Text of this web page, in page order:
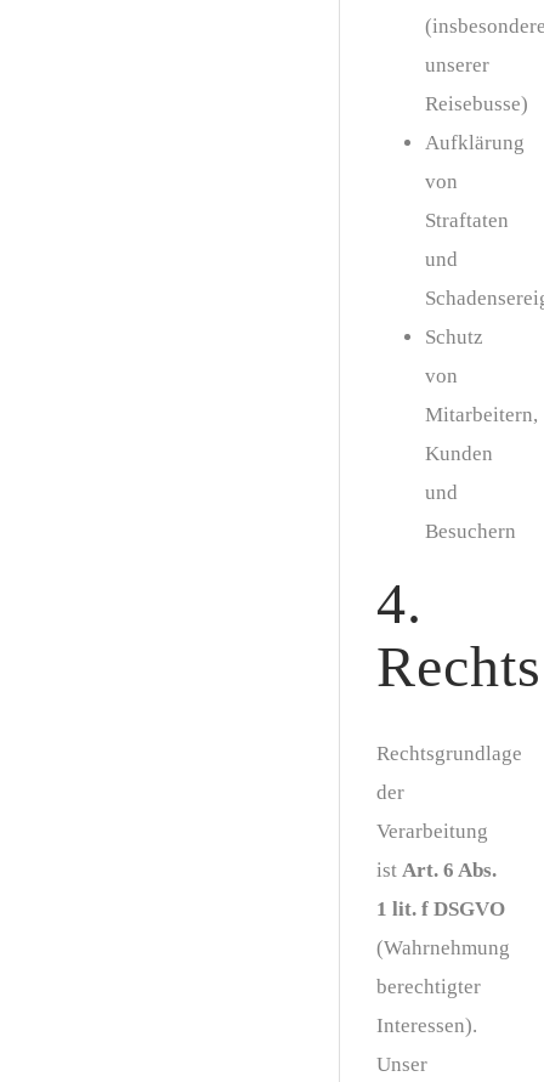
unserer
Reisebusse)
Aufklärung
von
Straftaten
und
Schutz
von
Mitarbeitern,
Kunden
und
Besuchern
4.
Rechtsgrundlage
der
Verarbeitung
ist Art. 6 Abs.
1 lit. f DSGVO
(Wahrnehmung
berechtigter
Interessen).
Unser